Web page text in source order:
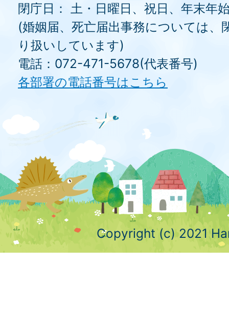
閉庁日： 土・日曜日、祝日、年末年
(婚姻届、死亡届出事務については、
り扱いしています)
電話：072-471-5678(代表番号)
各部署の電話番号はこちら
Copyright (c) 2021